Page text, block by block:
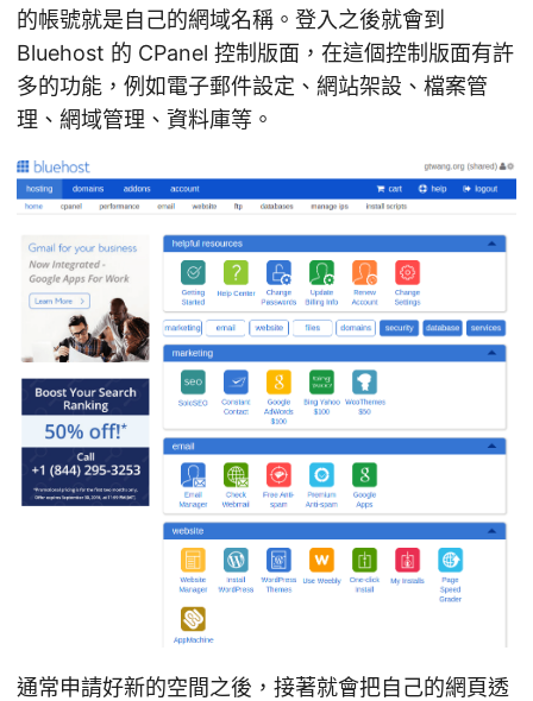
的帳號就是自己的網域名稱。登入之後就會到
Bluehost 的 CPanel 控制版面，在這個控制版面有許
多的功能，例如電子郵件設定、網站架設、檔案管
理、網域管理、資料庫等。
通常申請好新的空間之後，接著就會把自己的網頁透